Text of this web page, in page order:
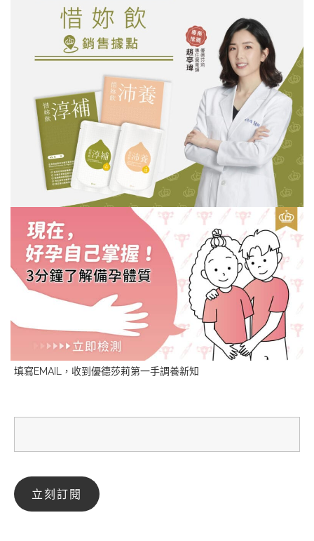
填寫EMAIL，收到優德莎莉第一手調養新知